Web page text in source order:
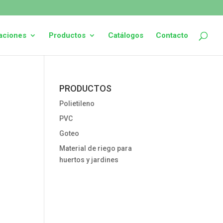
Productos Catálogos Contacto
PRODUCTOS
Polietileno
PVC
Goteo
Material de riego para
huertos y jardines